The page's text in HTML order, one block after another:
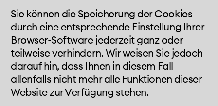
Sie können die Speicherung der Cookies
durch eine entsprechende Einstellung Ihrer
Browser-Software jederzeit ganz oder
teilweise verhindern. Wir weisen Sie jedoch
darauf hin, dass Ihnen in diesem Fall
allenfalls nicht mehr alle Funktionen dieser
Website zur Verfügung stehen.